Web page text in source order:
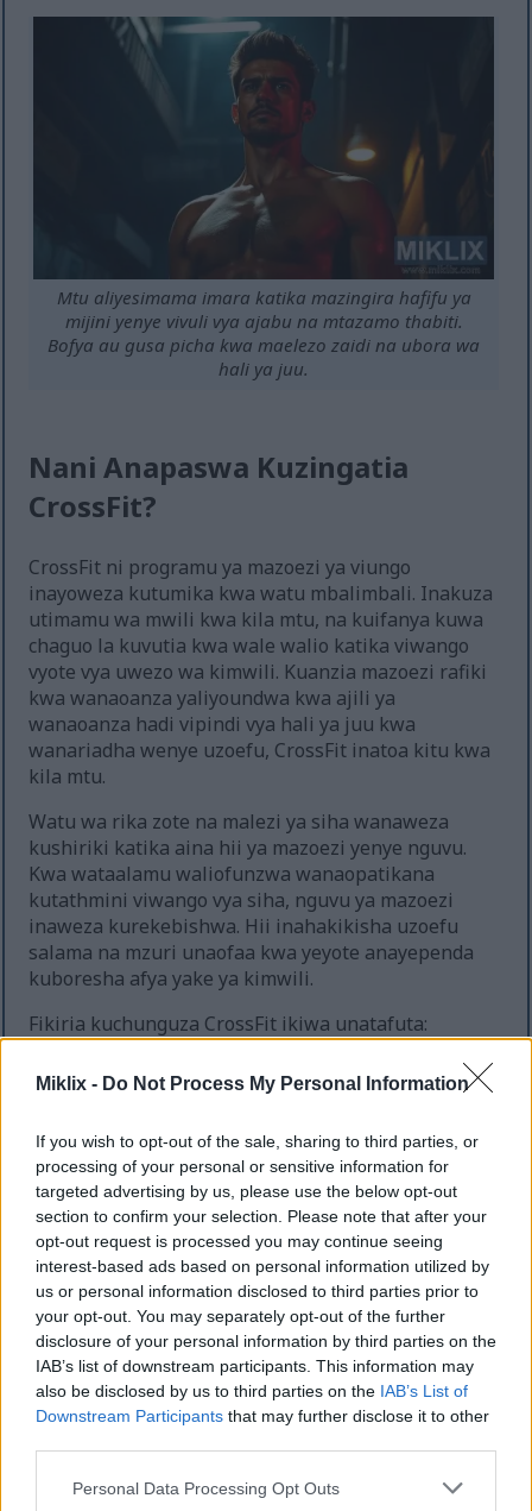
Miklix - Do Not Process My Personal Information
If you wish to opt-out of the sale, sharing to third parties, or
processing of your personal or sensitive information for
targeted advertising by us, please use the below opt-out
section to confirm your selection. Please note that after your
opt-out request is processed you may continue seeing
interest-based ads based on personal information utilized by
us or personal information disclosed to third parties prior to
your opt-out. You may separately opt-out of the further
disclosure of your personal information by third parties on the
IAB’s list of downstream participants. This information may
also be disclosed by us to third parties on the IAB’s List of
Downstream Participants that may further disclose it to other
Please note that this website/app uses one or more Google
Personal Data Processing Opt Outs
Mtu aliyesimama imara katika mazingira hafifu ya
mijini yenye vivuli vya ajabu na mtazamo thabiti.
Bofya au gusa picha kwa maelezo zaidi na ubora wa
hali ya juu.
Nani Anapaswa Kuzingatia
CrossFit?
CrossFit ni programu ya mazoezi ya viungo
inayoweza kutumika kwa watu mbalimbali. Inakuza
utimamu wa mwili kwa kila mtu, na kuifanya kuwa
chaguo la kuvutia kwa wale walio katika viwango
vyote vya uwezo wa kimwili. Kuanzia mazoezi rafiki
kwa wanaoanza yaliyoundwa kwa ajili ya
wanaoanza hadi vipindi vya hali ya juu kwa
wanariadha wenye uzoefu, CrossFit inatoa kitu kwa
kila mtu.
Watu wa rika zote na malezi ya siha wanaweza
kushiriki katika aina hii ya mazoezi yenye nguvu.
Kwa wataalamu waliofunzwa wanaopatikana
kutathmini viwango vya siha, nguvu ya mazoezi
inaweza kurekebishwa. Hii inahakikisha uzoefu
salama na mzuri unaofaa kwa yeyote anayependa
kuboresha afya yake ya kimwili.
Fikiria kuchunguza CrossFit ikiwa unatafuta:
Jumuiya yenye nguvu ya kusaidia safari yako
ya siha
safi na ya kuvutia
Mafunzo yaliyobinafsishwa kulingana na
viwango vya siha ya kibinafsi
Programu inayohimiza ukuaji wa nguvu,
uvumilivu, na kubadilika
Hatimaye, CrossFit ni mfano wa mafunzo kwa watu
wa rika zote. Inatoa mazingira ya kumwezesha mtu
yeyote kustawi, bila kujali mahali alipoanzia.
CrossFit, inayojulikana kwa mafunzo yake ya